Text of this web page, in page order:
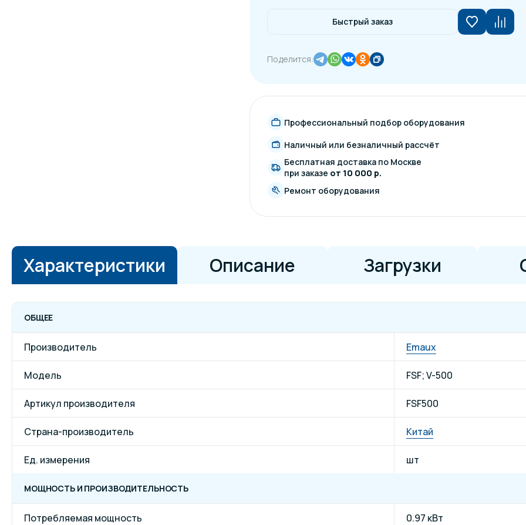
Быстрый заказ
Поделится:
Профессиональный подбор оборудования
Наличный или безналичный рассчёт
Бесплатная доставка по Москве
при заказе от 10 000 р.
Ремонт оборудования
Характеристики Описание Загрузки
ОБЩЕЕ
Производитель Emaux
Модель FSF; V-500
Артикул производителя FSF500
Страна-производитель Китай
Ед. измерения шт
МОЩНОСТЬ И ПРОИЗВОДИТЕЛЬНОСТЬ
Потребляемая мощность 0.97 кВт